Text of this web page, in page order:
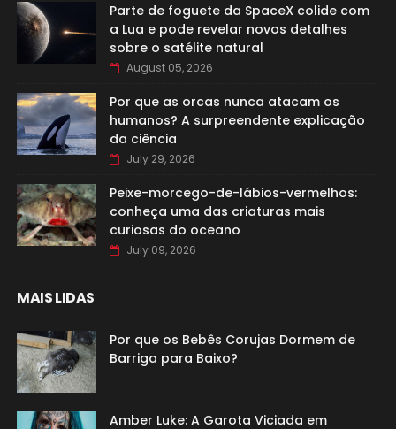
Parte de foguete da SpaceX colide com
a Lua e pode revelar novos detalhes
sobre o satélite natural
August 05, 2026
Por que as orcas nunca atacam os
humanos? A surpreendente explicação
da ciência
July 29, 2026
Peixe-morcego-de-lábios-vermelhos:
conheça uma das criaturas mais
curiosas do oceano
July 09, 2026
MAIS LIDAS
Por que os Bebês Corujas Dormem de
Barriga para Baixo?
Amber Luke: A Garota Viciada em